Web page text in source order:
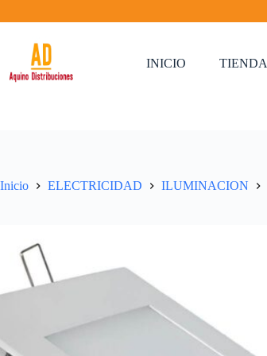
al
INICIO TIENDA
Inicio ELECTRICIDAD ILUMINACION